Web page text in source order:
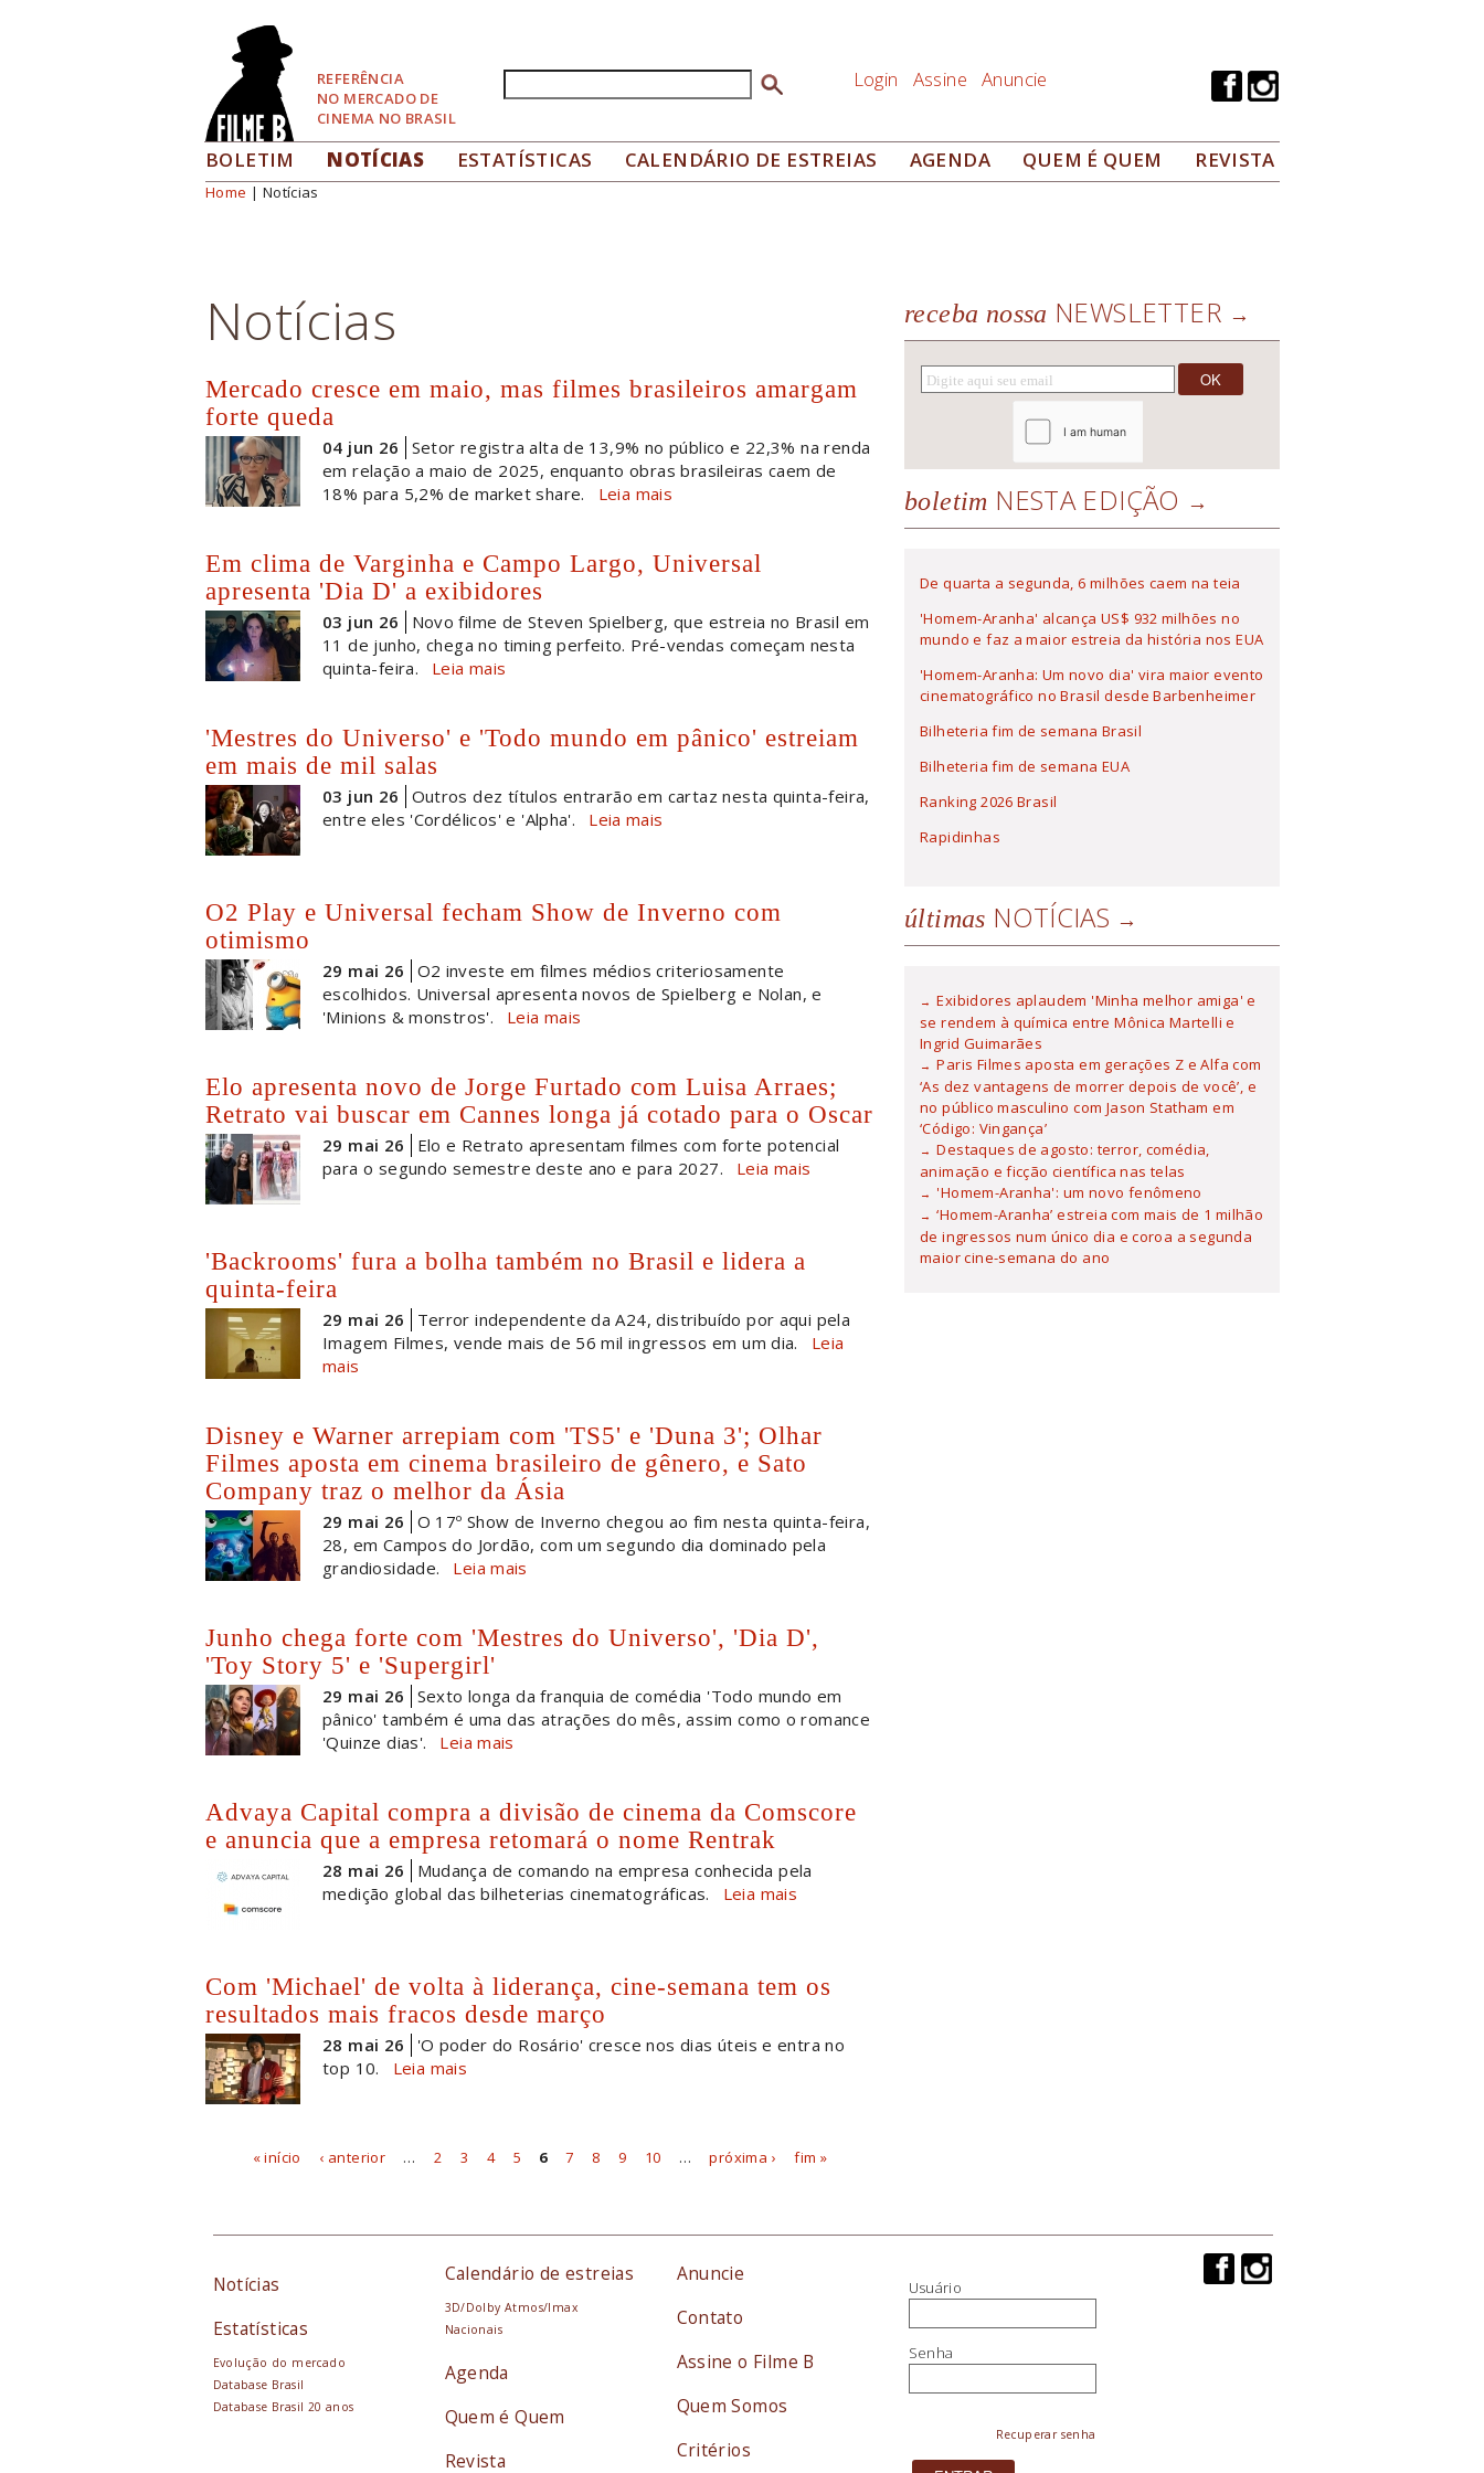
REFERÊNCIA
NO MERCADO DE
CINEMA NO BRASIL
Formulário de busca Login Assine Anuncie
BOLETIM NOTÍCIAS ESTATÍSTICAS CALENDÁRIO DE ESTREIAS AGENDA QUEM É QUEM REVISTA
Você está aqui
Home | Notícias
Notícias
Mercado cresce em maio, mas filmes brasileiros amargam
forte queda
04 jun 26
Setor registra alta de 13,9% no público e 22,3% na renda
em relação a maio de 2025, enquanto obras brasileiras caem de
18% para 5,2% de market share.
Leia mais
Em clima de Varginha e Campo Largo, Universal
apresenta 'Dia D' a exibidores
03 jun 26
Novo filme de Steven Spielberg, que estreia no Brasil em
11 de junho, chega no timing perfeito. Pré-vendas começam nesta
quinta-feira.
Leia mais
'Mestres do Universo' e 'Todo mundo em pânico' estreiam
em mais de mil salas
03 jun 26
Outros dez títulos entrarão em cartaz nesta quinta-feira,
entre eles 'Cordélicos' e 'Alpha'.
Leia mais
O2 Play e Universal fecham Show de Inverno com
otimismo
29 mai 26
O2 investe em filmes médios criteriosamente
escolhidos. Universal apresenta novos de Spielberg e Nolan, e
'Minions & monstros'.
Leia mais
Elo apresenta novo de Jorge Furtado com Luisa Arraes;
Retrato vai buscar em Cannes longa já cotado para o Oscar
29 mai 26
Elo e Retrato apresentam filmes com forte potencial
para o segundo semestre deste ano e para 2027.
Leia mais
'Backrooms' fura a bolha também no Brasil e lidera a
quinta-feira
29 mai 26
Terror independente da A24, distribuído por aqui pela
Imagem Filmes, vende mais de 56 mil ingressos em um dia.
Leia
mais
Disney e Warner arrepiam com 'TS5' e 'Duna 3'; Olhar
Filmes aposta em cinema brasileiro de gênero, e Sato
Company traz o melhor da Ásia
29 mai 26
O 17º Show de Inverno chegou ao fim nesta quinta-feira,
28, em Campos do Jordão, com um segundo dia dominado pela
grandiosidade.
Leia mais
Junho chega forte com 'Mestres do Universo', 'Dia D',
'Toy Story 5' e 'Supergirl'
29 mai 26
Sexto longa da franquia de comédia 'Todo mundo em
pânico' também é uma das atrações do mês, assim como o romance
'Quinze dias'.
Leia mais
Advaya Capital compra a divisão de cinema da Comscore
e anuncia que a empresa retomará o nome Rentrak
28 mai 26
Mudança de comando na empresa conhecida pela
medição global das bilheterias cinematográficas.
Leia mais
Com 'Michael' de volta à liderança, cine-semana tem os
resultados mais fracos desde março
28 mai 26
'O poder do Rosário' cresce nos dias úteis e entra no
top 10.
Leia mais
Páginas
« início ‹ anterior … 2 3 4 5 6 7 8 9 10 … próxima › fim »
receba nossa NEWSLETTER
boletim NESTA EDIÇÃO
De quarta a segunda, 6 milhões caem na teia
'Homem-Aranha' alcança US$ 932 milhões no
mundo e faz a maior estreia da história nos EUA
'Homem-Aranha: Um novo dia' vira maior evento
cinematográfico no Brasil desde Barbenheimer
Bilheteria fim de semana Brasil
Bilheteria fim de semana EUA
Ranking 2026 Brasil
Rapidinhas
últimas NOTÍCIAS
Exibidores aplaudem 'Minha melhor amiga' e
se rendem à química entre Mônica Martelli e
Ingrid Guimarães
Paris Filmes aposta em gerações Z e Alfa com
‘As dez vantagens de morrer depois de você’, e
no público masculino com Jason Statham em
‘Código: Vingança’
Destaques de agosto: terror, comédia,
animação e ficção científica nas telas
'Homem-Aranha': um novo fenômeno
‘Homem-Aranha’ estreia com mais de 1 milhão
de ingressos num único dia e coroa a segunda
maior cine-semana do ano
Notícias
Estatísticas
Evolução do mercado
Database Brasil
Database Brasil 20 anos
Calendário de estreias
3D/Dolby Atmos/Imax
Nacionais
Agenda
Quem é Quem
Revista
Anuncie
Contato
Assine o Filme B
Quem Somos
Critérios
Usuário
Senha
Recuperar senha